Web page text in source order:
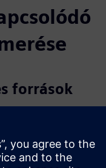
források
energiáig (EDI
intelligencia